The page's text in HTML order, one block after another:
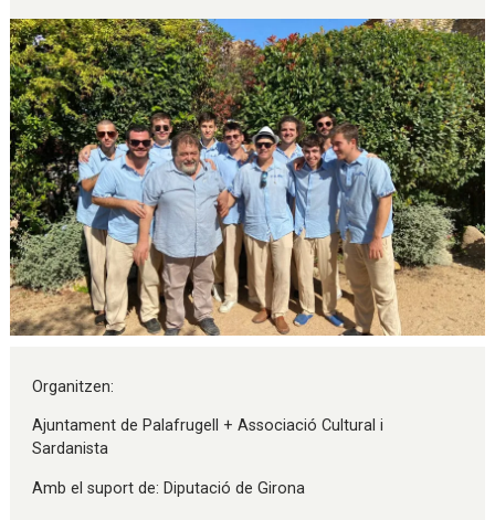
Organitzen:
Ajuntament de Palafrugell + Associació Cultural i
Sardanista
Amb el suport de: Diputació de Girona